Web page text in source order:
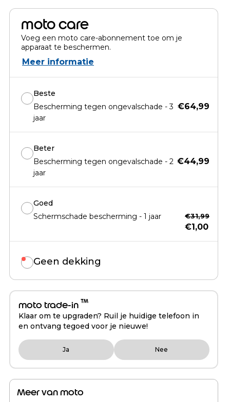
moto care
Voeg een moto care-abonnement toe om je
apparaat te beschermen.
Meer informatie
Beste
Bescherming tegen ongevalschade - 3
jaar
€64,99
Beter
Bescherming tegen ongevalschade - 2
jaar
€44,99
Goed
Schermschade bescherming - 1 jaar
€31,99
€1,00
Geen dekking
moto trade-in ™
Klaar om te upgraden? Ruil je huidige telefoon in
en ontvang tegoed voor je nieuwe!
Ja Nee
Meer van moto